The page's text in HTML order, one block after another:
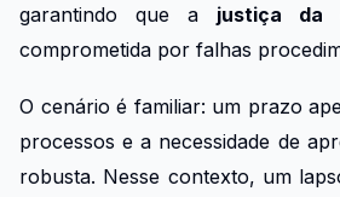
garantindo que a justiça da
comprometida por falhas
O cenário é familiar: um prazo
processos e a necessidade de
robusta. Nesse contexto, um